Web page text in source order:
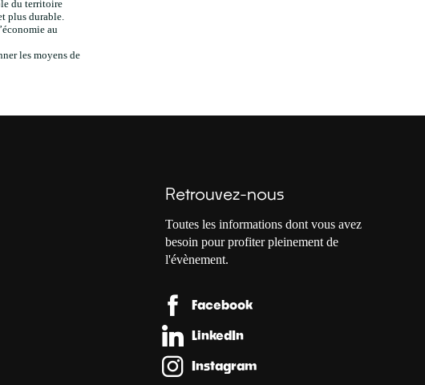
du territoire
plus durable.
au
les moyens de
Retrouvez-nous
Toutes les informations dont vous avez
besoin pour profiter pleinement de
l'évènement.
Facebook
LinkedIn
Instagram